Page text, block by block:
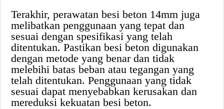
Terakhir, perawatan besi beton 14mm juga
melibatkan penggunaan yang tepat dan
sesuai dengan spesifikasi yang telah
ditentukan. Pastikan besi beton digunakan
dengan metode yang benar dan tidak
melebihi batas beban atau tegangan yang
telah ditentukan. Penggunaan yang tidak
sesuai dapat menyebabkan kerusakan dan
mereduksi kekuatan besi beton.